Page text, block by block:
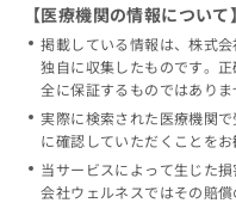
【医療機関の情報について】
掲載している情報は、株式
独自に収集したものです。
全に保証するものではありま
実際に検索された医療機関
に確認していただくことをお
当サービスによって生じた
会社ウェルネスではその賠